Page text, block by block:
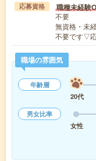
応募資格 職種未経験
不要
無資格・未
不要です▽
職場の雰囲気
年齢層
20代
男女比率
女性